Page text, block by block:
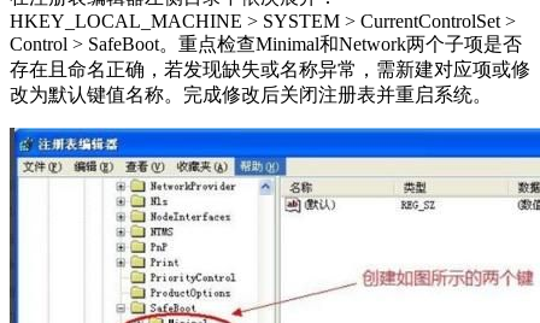
HKEY_LOCAL_MACHINE > SYSTEM > CurrentControlSet >
Control > SafeBoot。重点检查Minimal和Network两个子项是否
存在且命名正确，若发现缺失或名称异常，需新建对应项或修
改为默认键值名称。完成修改后关闭注册表并重启系统。